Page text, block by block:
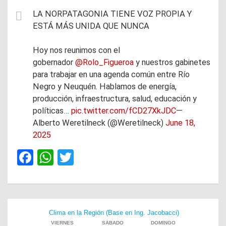
LA NORPATAGONIA TIENE VOZ PROPIA Y
ESTÁ MÁS UNIDA QUE NUNCA
Hoy nos reunimos con el
gobernador @Rolo_Figueroa y nuestros gabinetes
para trabajar en una agenda común entre Río
Negro y Neuquén. Hablamos de energía,
producción, infraestructura, salud, educación y
políticas… pic.twitter.com/fCD27XkJDC—
Alberto Weretilneck (@Weretilneck) June 18,
2025
F
ce
W
at
s
A
tt
er
Navegación